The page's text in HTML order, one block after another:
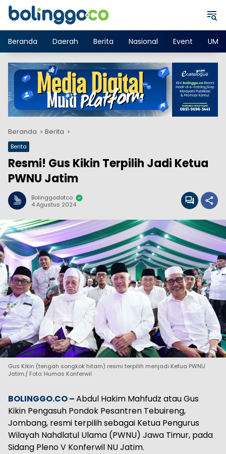
Langsung
Beranda
Daerah Berita Nasional Event
Beranda Berita
Berita
Resmi! Gus Kikin Terpilih Jadi Ketua
PWNU Jatim
Bolinggodotco
4 Agustus 2024
Gus Kikin (tengah songkok hitam) resmi terpilih menjadi Ketua PWNU
Jatim./ Foto: Humas Konferwil
BOLINGGO.CO –Abdul Hakim Mahfudz atau Gus
Kikin Pengasuh Pondok Pesantren Tebuireng,
Jombang, resmi terpilih sebagai Ketua Pengurus
Wilayah Nahdlatul Ulama (PWNU) Jawa Timur, pada
Sidang Pleno V Konferwil NU Jatim.